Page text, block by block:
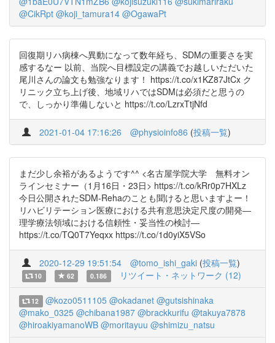
@CikRpt @koji_tamura14 @OgawaPt
回復期リハ病棟へ異動になって数年経ち、SDMの重要さを実
感するなー 以前、当院へ目標設定の講義でお越しいただいた
尾川さんの論文も勉強なります！ https://t.co/x1KZ87JtCx ク
リニック立ち上げ後、地域リハではSDMは必須だと思うの
で、しっかり準備しないと https://t.co/LzrxTtjNfd
2021-01-04 17:16:26 @physioinfo86 (投稿一覧)
まだ少し余裕があるようです^^ <名古屋学院大学 無料オン
ラインセミナー（1月16日・23日> https://t.co/kRr0p7HXLz
今日公開されたSDM-Rehaのことも聞けると思いますよー！
リハビリテーション医療における共有意思決定尺度の開発―
理学療法領域における信頼性・妥当性の検討―
https://t.co/TQ0T7Yeqxx https://t.co/1d0yiX5VSo
2020-12-29 19:51:54 @tomo_ishi_gaki (投稿一覧)
10 62 0.186 リツイート・ネットワーク (12)
12 @kozo0511105 @okadanet @gutsishinaka
@mako_0325 @chibana1987 @brackkurifu @takuya7878
@hiroakiyamanoWB @moritayuu @shimizu_natsu